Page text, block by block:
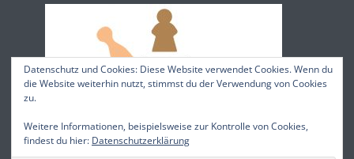
Datenschutz und Cookies: Diese Website verwendet Cookies. Wenn du
die Website weiterhin nutzt, stimmst du der Verwendung von Cookies
zu.
Weitere Informationen, beispielsweise zur Kontrolle von Cookies,
findest du hier: Datenschutzerklärung